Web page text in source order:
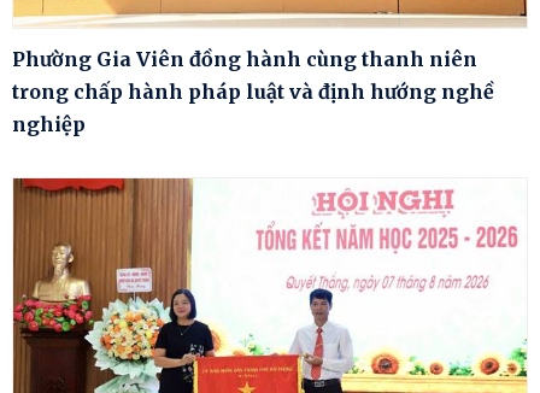
Phường Gia Viên đồng hành cùng thanh niên
trong chấp hành pháp luật và định hướng nghề
nghiệp